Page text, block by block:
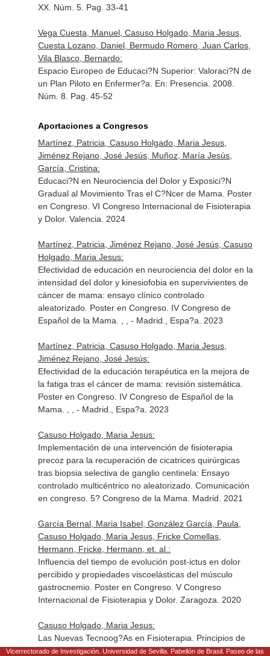
XX. Núm. 5. Pag. 33-41
Vega Cuesta, Manuel, Casuso Holgado, Maria Jesus,
Cuesta Lozano, Daniel, Bermudo Romero, Juan Carlos,
Vila Blasco, Bernardo:
Espacio Europeo de Educaci?N Superior: Valoraci?N de
un Plan Piloto en Enfermer?a. En: Presencia . 2008.
Núm. 8. Pag. 45-52
Aportaciones a Congresos
Martínez, Patricia, Casuso Holgado, Maria Jesus,
Jiménez Rejano, José Jesús, Muñoz, María Jesús,
García, Cristina:
Educaci?N en Neurociencia del Dolor y Exposici?N
Gradual al Movimiento Tras el C?Ncer de Mama. Poster
en Congreso. VI Congreso Internacional de Fisioterapia
y Dolor. Valencia. 2024
Martínez, Patricia, Jiménez Rejano, José Jesús, Casuso
Holgado, Maria Jesus:
Efectividad de educación en neurociencia del dolor en la
intensidad del dolor y kinesiofobia en supervivientes de
cáncer de mama: ensayo clínico controlado
aleatorizado. Poster en Congreso. IV Congreso de
Español de la Mama. , , - Madrid., Espa?a. 2023
Martínez, Patricia, Casuso Holgado, Maria Jesus,
Jiménez Rejano, José Jesús:
Efectividad de la educación terapéutica en la mejora de
la fatiga tras el cáncer de mama: revisión sistemática.
Poster en Congreso. IV Congreso de Español de la
Mama. , , - Madrid., Espa?a. 2023
Casuso Holgado, Maria Jesus:
Implementación de una intervención de fisioterapia
precoz para la recuperación de cicatrices quirúrgicas
tras biopsia selectiva de ganglio centinela: Ensayo
controlado multicéntrico no aleatorizado. Comunicación
en congreso. 5? Congreso de la Mama. Madrid. 2021
García Bernal, Maria Isabel, González García, Paula,
Casuso Holgado, Maria Jesus, Fricke Comellas,
Hermann, Fricke, Hermann, et. al.:
Influencia del tiempo de evolución post-ictus en dolor
percibido y propiedades viscoelásticas del músculo
gastrocnemio. Poster en Congreso. V Congreso
Internacional de Fisioterapia y Dolor. Zaragoza. 2020
Casuso Holgado, Maria Jesus:
Las Nuevas Tecnoog?As en Fisioterapia. Principios de
Aplicaci?N y Evidencia Clinica en Enfermedades
Vicerrectorado de Investigación. Universidad de Sevilla. Pabellón de Brasil. Paseo de las